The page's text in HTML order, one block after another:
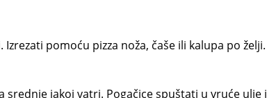
pomoću pizza noža, čaše ili kalupa po želji.
jakoj vatri. Pogačice spuštati u vruće ulje i